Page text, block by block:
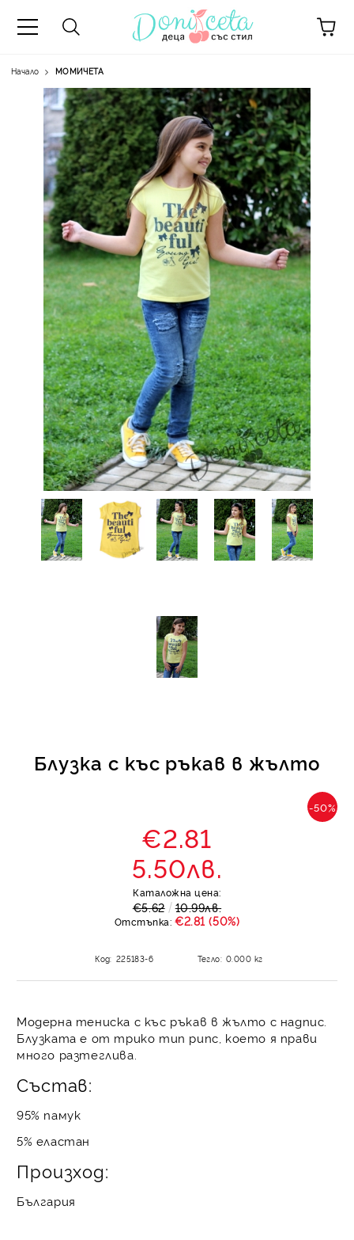
-50%
Начало МОМИЧЕТА
Блузка с къс ръкав в жълто
-50%
€2.81
5.50лв.
Каталожна цена:
€5.62 10.99лв.
Отстъпка: €2.81 (50%)
Код: 225183-6 Тегло: 0.000 кг
Модерна тениска с къс ръкав в жълто с надпис.
Блузката е от трико тип рипс, което я прави
много разтеглива.
Състав:
95% памук
5% еластан
Произход:
България